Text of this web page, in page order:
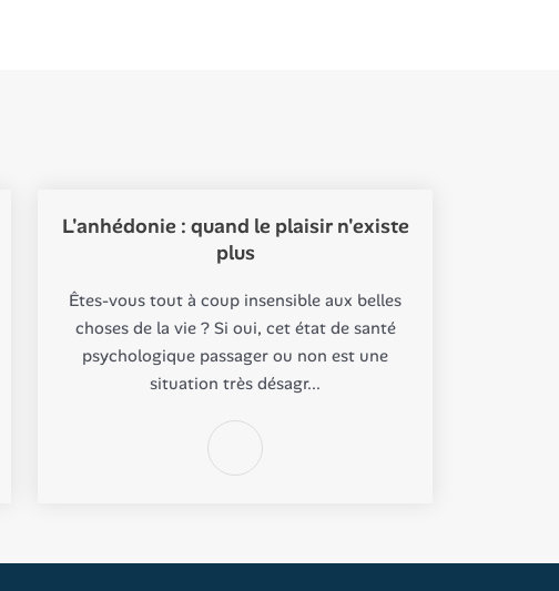
L'anhédonie : quand le plaisir n'existe
plus
Êtes-vous tout à coup insensible aux belles
choses de la vie ? Si oui, cet état de santé
psychologique passager ou non est une
situation très désagr...